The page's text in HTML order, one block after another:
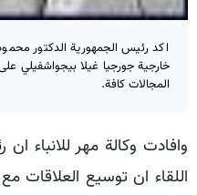
اكد رئيس الجمهورية الدكتور
خارجية جورجيا غيلا بيجواشفيلي
المجالات كافة.
وافادت وكالة مهر للانباء
اللقاء ان توسيع العلاقات